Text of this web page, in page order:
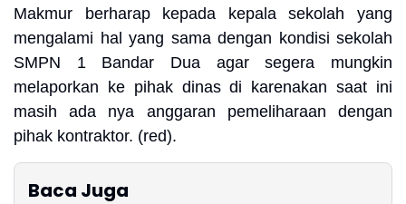
Makmur berharap kepada kepala sekolah yang
mengalami hal yang sama dengan kondisi sekolah
SMPN 1 Bandar Dua agar segera mungkin
melaporkan ke pihak dinas di karenakan saat ini
masih ada nya anggaran pemeliharaan dengan
pihak kontraktor. (red).
Baca Juga